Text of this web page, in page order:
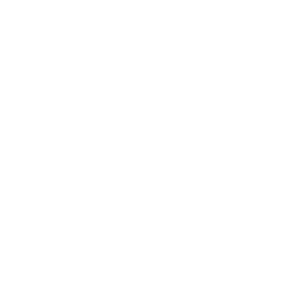
By continuing to browse this website, you
you can access our